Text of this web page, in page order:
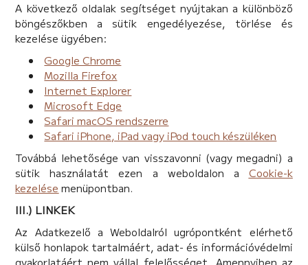
A következő oldalak segítséget nyújtakan a különböző
böngészőkben a sütik engedélyezése, törlése és
kezelése ügyében:
Google Chrome
Mozilla Firefox
Internet Explorer
Microsoft Edge
Safari macOS rendszerre
Safari iPhone, iPad vagy iPod touch készüléken
Továbbá lehetősége van visszavonni (vagy megadni) a
sütik használatát ezen a weboldalon a Cookie-k
kezelése menüpontban.
III.) LINKEK
Az Adatkezelő a Weboldalról ugrópontként elérhető
külső honlapok tartalmáért, adat- és információvédelmi
gyakorlatáért nem vállal felelősséget. Amennyiben az